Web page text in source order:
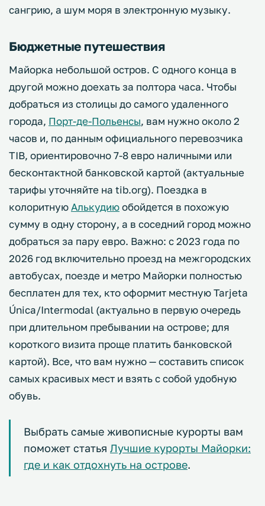
сангрию, а шум моря в электронную музыку.
Бюджетные путешествия
Майорка небольшой остров. С одного конца в
другой можно доехать за полтора часа. Чтобы
добраться из столицы до самого удаленного
города, Порт-де-Польенсы, вам нужно около 2
часов и, по данным официального перевозчика
TIB, ориентировочно 7-8 евро наличными или
бесконтактной банковской картой (актуальные
тарифы уточняйте на tib.org). Поездка в
колоритную Алькудиюобойдется в похожую
сумму в одну сторону, а в соседний город можно
добраться за пару евро. Важно: с 2023 года по
2026 год включительно проезд на межгородских
автобусах, поезде и метро Майорки полностью
бесплатен для тех, кто оформит местную Tarjeta
Única/Intermodal (актуально в первую очередь
при длительном пребывании на острове; для
короткого визита проще платить банковской
картой). Все, что вам нужно — составить список
самых красивых мест и взять с собой удобную
обувь.
Выбрать самые живописные курорты вам
поможет статья Лучшие курорты Майорки:
где и как отдохнуть на острове.